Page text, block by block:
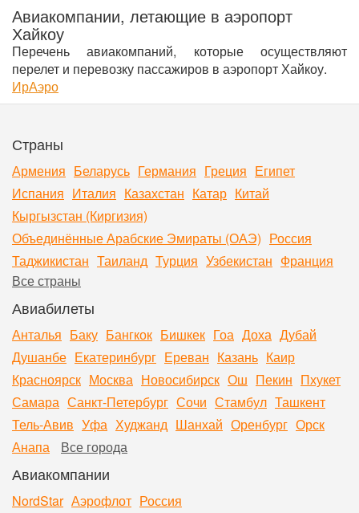
Авиакомпании, летающие в аэропорт
Хайкоу
Перечень авиакомпаний, которые осуществляют
перелет и перевозку пассажиров в аэропорт Хайкоу.
ИрАэро
Страны
Армения Беларусь Германия Греция Египет
Испания Италия Казахстан Катар Китай
Кыргызстан (Киргизия)
Объединённые Арабские Эмираты (ОАЭ) Россия
Таджикистан Таиланд Турция Узбекистан Франция
Все страны
Авиабилеты
Анталья Баку Бангкок Бишкек Гоа Доха Дубай
Душанбе Екатеринбург Ереван Казань Каир
Красноярск Москва Новосибирск Ош Пекин Пхукет
Самара Санкт-Петербург Сочи Стамбул Ташкент
Тель-Авив Уфа Худжанд Шанхай Оренбург Орск
Анапа
Все города
Авиакомпании
NordStar Аэрофлот Россия